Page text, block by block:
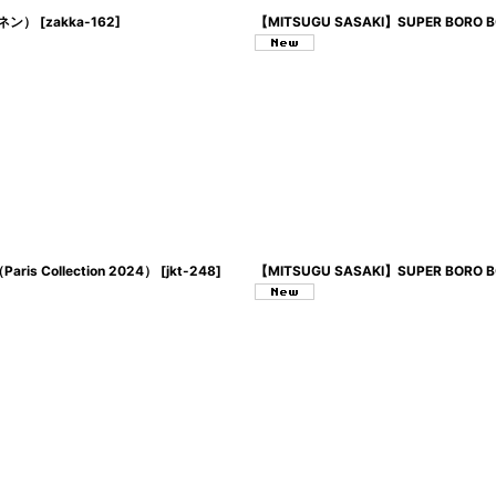
） [zakka-162] 【MITSUGU SASAKI】SUPER
Collection 2024） [jkt-248] 【MITSUGU SASAKI】SUPER